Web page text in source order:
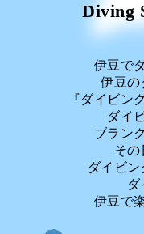
Diving
伊豆で
伊豆の
『ダイビン
ダイ
ブラン
その
ダイビン
伊豆で